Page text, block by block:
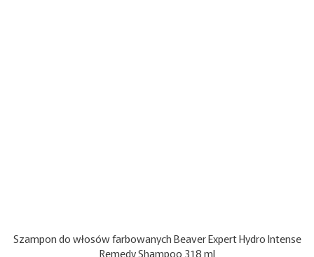
Szampon do włosów farbowanych Beaver Expert Hydro Intense
Remedy Shampoo 318 ml